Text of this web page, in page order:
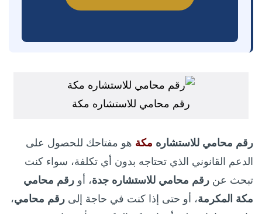
رقم محامي للاستشاره مكة
رقم محامي للاستشاره مكة هو مفتاحك للحصول على
الدعم القانوني الذي تحتاجه بدون أي تكلفة، سواء كنت
تبحث عن رقم محامي للاستشاره جدة، أو رقم محامي
مكة المكرمة، أو حتى إذا كنت في حاجة إلى رقم محامي،